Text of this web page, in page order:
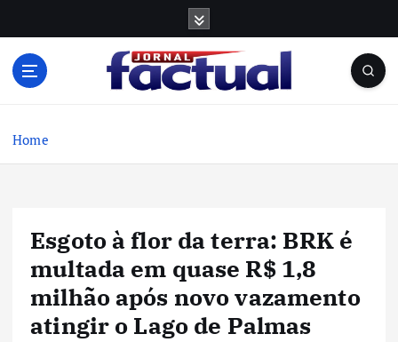
Home
Esgoto à flor da terra: BRK é
multada em quase R$ 1,8
milhão após novo vazamento
atingir o Lago de Palmas